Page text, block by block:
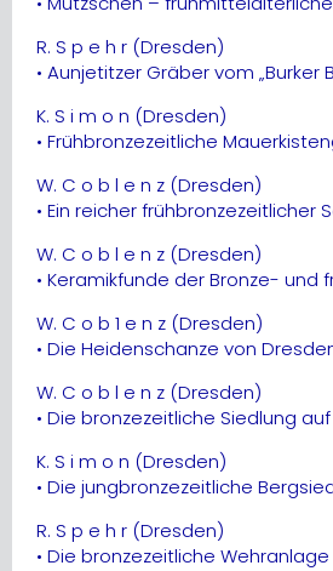
R. S p e h r (Dresden)
• Aunjetitzer Gräber vom „Burker
K. S i m o n (Dresden)
• Frühbronzezeitliche
W. C o b l e n z (Dresden)
• Ein reicher frühbronzezeitlicher
W. C o b l e n z (Dresden)
• Keramikfunde der Bronze- und
W. C o b 1 e n z (Dresden)
• Die Heidenschanze von
W. C o b l e n z (Dresden)
• Die bronzezeitliche Siedlung
K. S i m o n (Dresden)
• Die jungbronzezeitliche
R. S p e h r (Dresden)
• Die bronzezeitliche